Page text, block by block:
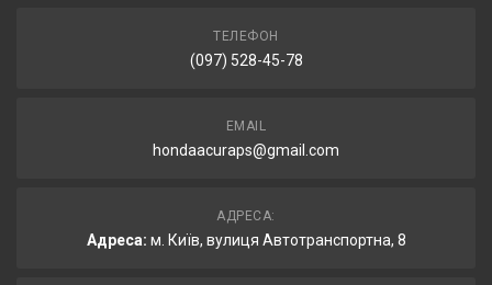
ТЕЛЕФОН
(097) 528-45-78
EMAIL
hondaacuraps@gmail.com
АДРЕСА:
Адреса: м. Київ, вулиця Автотранспортна, 8